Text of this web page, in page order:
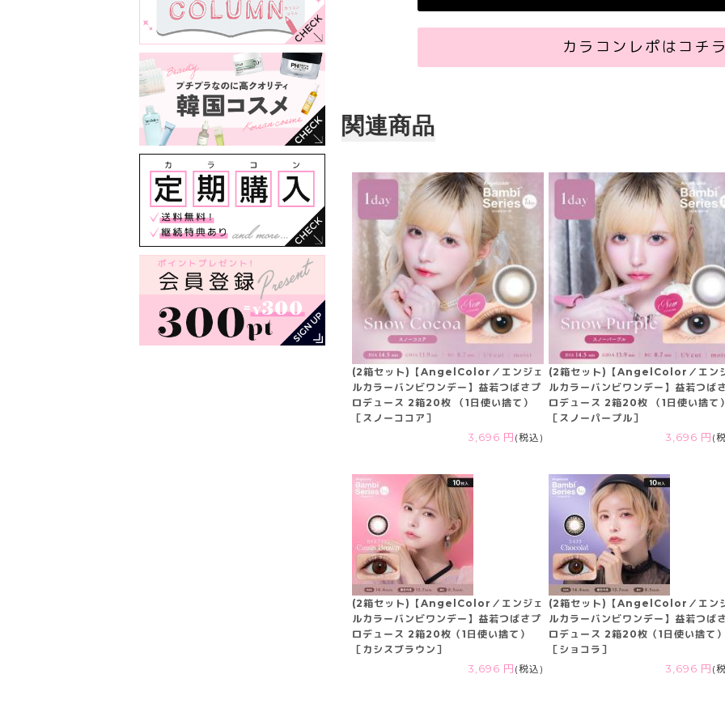
カラコンレポはコチ
関連商品
(2箱セット)【AngelColor／エンジェ
ルカラーバンビワンデー】益若つばさプ
ロデュース 2箱20枚 （1日使い捨て）
［スノーココア］
3,696 円 (税込)
(2箱セット)【AngelColor／エン
ルカラーバンビワンデー】益若つば
ロデュース 2箱20枚 （1日使い捨て
［スノーパープル］
3,696 円 (
(2箱セット)【AngelColor／エンジェ
ルカラーバンビワンデー】益若つばさプ
ロデュース 2箱20枚（1日使い捨て）
［カシスブラウン］
3,696 円 (税込)
(2箱セット)【AngelColor／エン
ルカラーバンビワンデー】益若つば
ロデュース 2箱20枚（1日使い捨て
［ショコラ］
3,696 円 (